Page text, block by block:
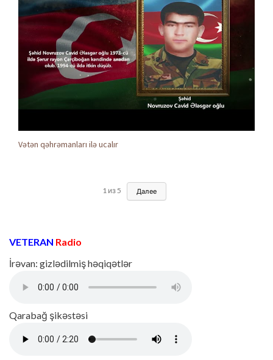
Vətən qəhrəmanları ilə ucalır
1 из 5 Далее
VETERAN Radio
İrəvan: gizlədilmiş həqiqətlər
Qarabağ şikəstəsi